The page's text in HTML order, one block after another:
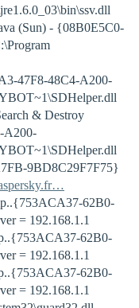
(Sun) - {08B0E5C0-
47F8-48C4-A200-
& Destroy
A200-
9BD8C29F7F75}
62B0-
= 192.168.1.1
62B0-
= 192.168.1.1
62B0-
= 192.168.1.1